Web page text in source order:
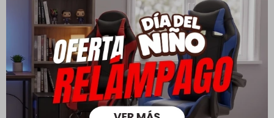
Todas las compras realizadas tienen un plazo de 5 días para
su cambio.
Ver mas
Medios de pago